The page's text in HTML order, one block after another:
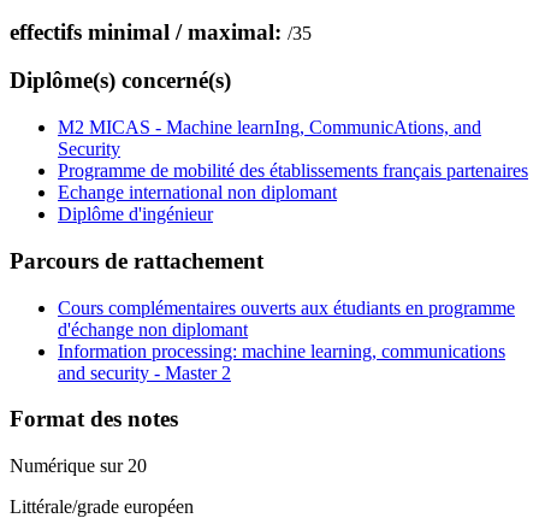
effectifs minimal / maximal: /35
Diplôme(s) concerné(s)
M2 MICAS - Machine learnIng, CommunicAtions, and
Security
Programme de mobilité des établissements français partenaires
Echange international non diplomant
Diplôme d'ingénieur
Parcours de rattachement
Cours complémentaires ouverts aux étudiants en programme
d'échange non diplomant
Information processing: machine learning, communications
and security - Master 2
Format des notes
Numérique sur 20
Littérale/grade européen